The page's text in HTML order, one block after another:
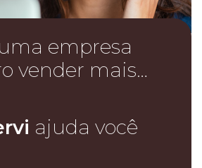
empresa
vender mais…
ajuda você